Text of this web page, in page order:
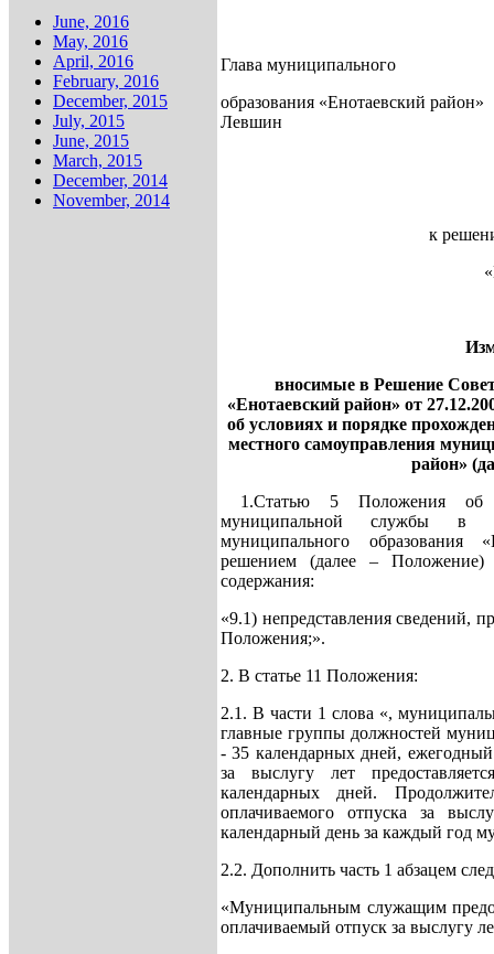
June, 2016
May, 2016
April, 2016
February, 2016
December, 2015
July, 2015
June, 2015
March, 2015
December, 2014
November, 2014
Глава муниципального
образования «Енотаевский район»
Левшин
к
вносимые в Решение
«Енотаевский район» от
об условиях и порядке
местного самоуправления
район»
1.Статью 5 Положения об
муниципальной службы в
муниципального образования
решением (далее – Положение)
содержания:
«9.1) непредставления сведений,
Положения;».
2. В статье 11 Положения:
2.1. В части 1 слова «,
главные группы должностей
- 35 календарных дней,
за выслугу лет
календарных дней.
оплачиваемого отпуска за
календарный день за каждый год
2.2. Дополнить часть 1 абзацем
«Муниципальным служащим
оплачиваемый отпуск за выслугу